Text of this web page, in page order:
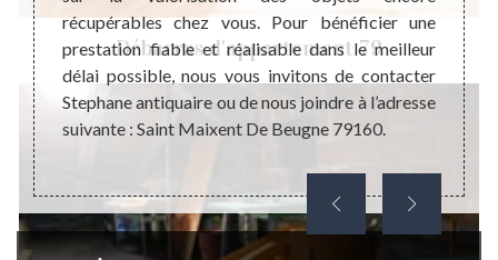
Débarras d'appartement 79
et le
récupérables chez vous. Pour bénéficier une
prestation fiable et réalisable dans le meilleur
délai possible, nous vous invitons de contacter
Stephane antiquaire ou de nous joindre à l’adresse
suivante : Saint Maixent De Beugne 79160.
pour